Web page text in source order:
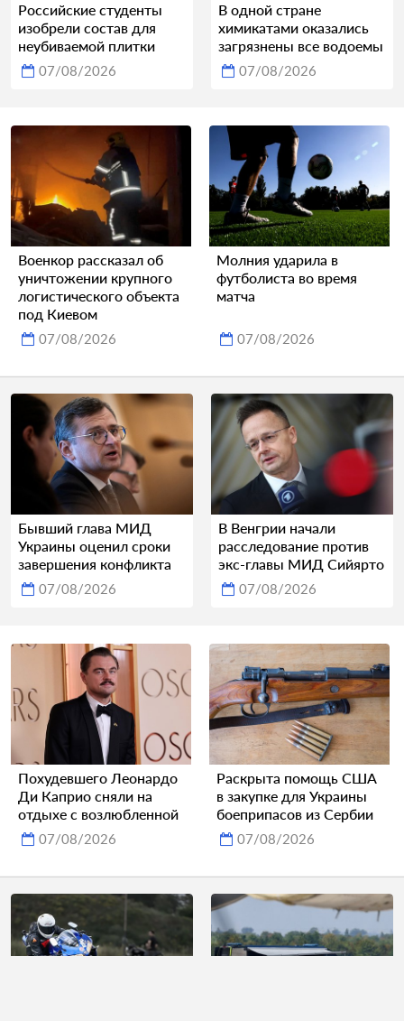
Российские студенты
изобрели состав для
неубиваемой плитки
07/08/2026
В одной стране
химикатами оказались
загрязнены все водоемы
07/08/2026
Военкор рассказал об
уничтожении крупного
логистического объекта
под Киевом
07/08/2026
Молния ударила в
футболиста во время
матча
07/08/2026
Бывший глава МИД
Украины оценил сроки
завершения конфликта
07/08/2026
В Венгрии начали
расследование против
экс-главы МИД Сийярто
07/08/2026
Похудевшего Леонардо
Ди Каприо сняли на
отдыхе с возлюбленной
07/08/2026
Раскрыта помощь США
в закупке для Украины
боеприпасов из Сербии
07/08/2026